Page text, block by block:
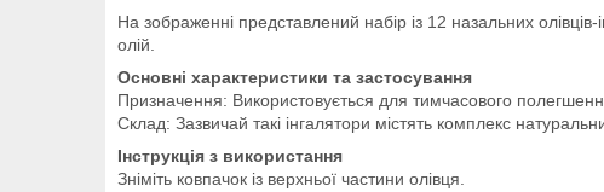
На зображенні представлений набір із 12 назальних
олій.
Основні характеристики та застосування
Призначення: Використовується для тимчасового
Склад: Зазвичай такі інгалятори містять комплекс
Інструкція з використання
Зніміть ковпачок із верхньої частини олівця.